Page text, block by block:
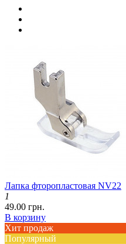
Лапка фторопластовая NV22
1
49.00 грн.
В корзину
Хит продаж
Популярный